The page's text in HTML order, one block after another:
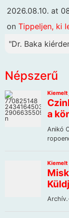
2026.08.10. at
on Tippeljen, ki
"Dr. Baka
Népszerű